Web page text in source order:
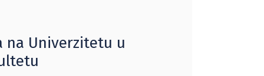
na Univerzitetu u